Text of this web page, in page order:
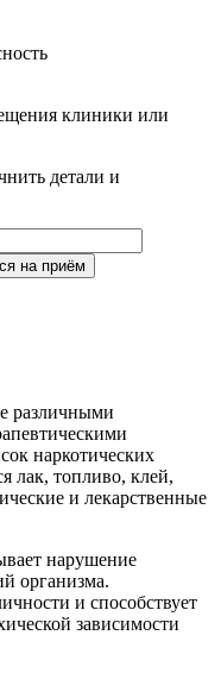
клиники или
детали и
на приём
различными
наркотических
лак, топливо, клей,
и лекарственные
нарушение
организма.
и способствует
зависимости